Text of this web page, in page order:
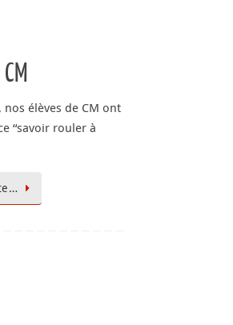
nos élèves de CM ont
“savoir rouler à